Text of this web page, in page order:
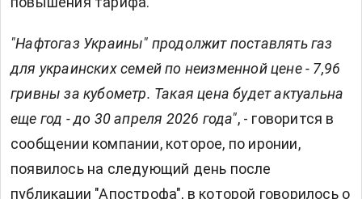
"Нафтогаз Украины" продолжит поставлять газ
для украинских семей по неизменной цене - 7,96
гривны за кубометр. Такая цена будет актуальна
еще год - до 30 апреля 2026 года", - говорится в
сообщении компании, которое, по иронии,
появилось на следующий день после
публикации "Апострофа", в которой говорилось о